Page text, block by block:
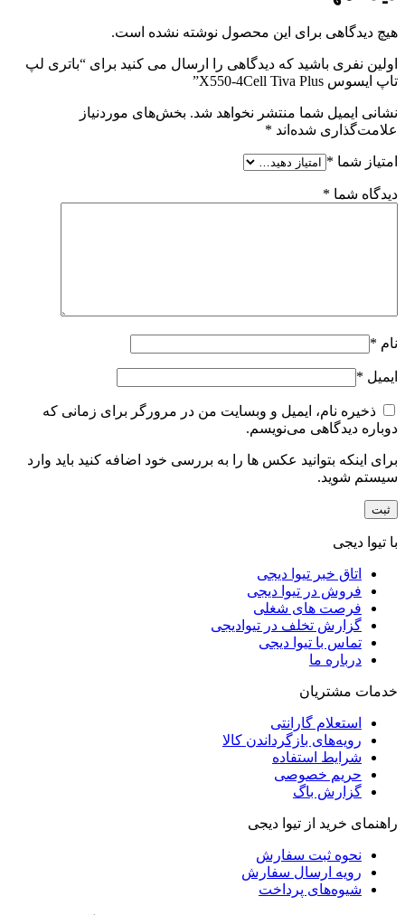
هیچ دیدگاهی برای این محصول نوشته نشده است.
اولین نفری باشید که دیدگاهی را ارسال می کنید برای “باتری لپ
تاپ ایسوس X550-4Cell Tiva Plus”
نشانی ایمیل شما منتشر نخواهد شد. بخش‌های موردنیاز
علامت‌گذاری شده‌اند *
امتیاز شما *
دیدگاه شما *
نام *
ایمیل *
ذخیره نام، ایمیل و وبسایت من در مرورگر برای زمانی که
دوباره دیدگاهی می‌نویسم.
برای اینکه بتوانید عکس ها را به بررسی خود اضافه کنید باید وارد
سیستم شوید.
با تیوا دیجی
اتاق خبر تیوا دیجی
فروش در تیوا دیجی
فرصت های شغلی
گزارش تخلف در تیوادیجی
تماس با تیوا دیجی
درباره ما
خدمات مشتریان
استعلام گارانتی
رویه‌های بازگرداندن کالا
شرایط استفاده
حریم خصوصی
گزارش باگ
راهنمای خرید از تیوا دیجی
نحوه ثبت سفارش
رویه ارسال سفارش
شیوه‌های پرداخت